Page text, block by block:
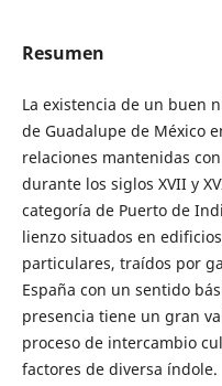
Resumen
La existencia de un buen
de Guadalupe de México
relaciones mantenidas
durante los siglos XVII y
categoría de Puerto de
lienzo situados en
particulares, traídos por
España con un sentido
presencia tiene un gran
proceso de intercambio
factores de diversa índole.